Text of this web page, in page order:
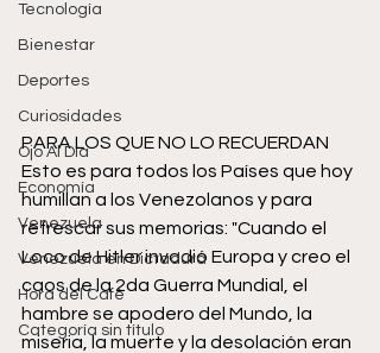
Tecnología
Bienestar
Deportes
Curiosidades
Ojo Al Día
Economía
Venezuela
Venezuela en Dictadura
Hora del Café
Categoría sin título
PARA LOS QUE NO LO RECUERDAN
Esto es para todos los Países que hoy
humillan a los Venezolanos y para
refrescar sus memorias: "Cuando el
Loco de Hitler invadió Europa y creo el
caos de la 2da Guerra Mundial, el
hambre se apodero del Mundo, la
miseria, la muerte y la desolación eran